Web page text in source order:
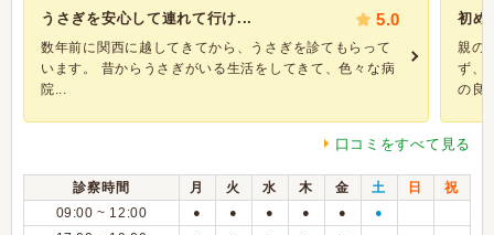
うさぎを安心して連れて行け... 5.0
数年前に関西に越してきてから、うさぎを診てもらって
います。 昔からうさぎがいる生活をしてきて、色々な病
院...
初め
親の
ず、
の良
口コミをすべて見る
診察時間 月 火 水 木 金 土 日
祝
09:00 ~ 12:00
● ● ● ● ● ●